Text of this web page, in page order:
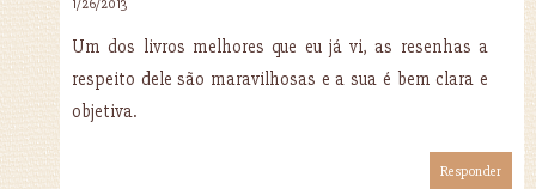
1/26/2013
Um dos livros melhores que eu já vi, as resenhas a
respeito dele são maravilhosas e a sua é bem clara e
objetiva.
Responder